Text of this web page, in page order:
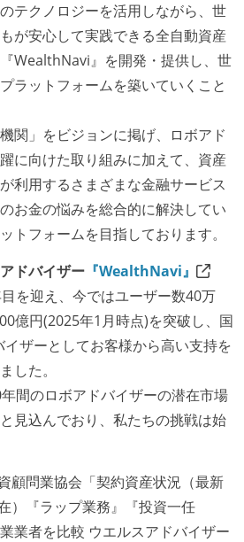
テクノロジーを活用しながら、世
が安心して実践できる全自動資産
WealthNavi』を開発・提供し、世
ラットフォームを築いていくこと
関」をビジョンに掲げ、ロボアド
に向けた取り組みに加えて、資産
利用するさまざまな金融サービス
お金の悩みを総合的に解決してい
トフォームを目指しております。
ドバイザー 『WealthNavi』
を迎え、今ではユーザー数40万
億円(2025年1月時点)を突破し、国
ザーとしてお客様から高い支持を
した。
間のロボアドバイザーの潜在市場
見込んでおり、私たちの挑戦は始
顧問業協会「契約資産状況（最新
）『ラップ業務』『投資一任
業者を比較 ウエルスアドバイザー